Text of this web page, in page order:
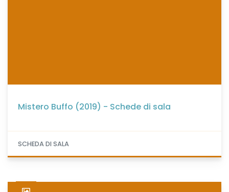
Mistero Buffo (2019) - Schede di sala
SCHEDA DI SALA